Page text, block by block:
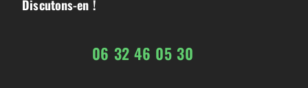
Discutons-en !
06 32 46 05 30